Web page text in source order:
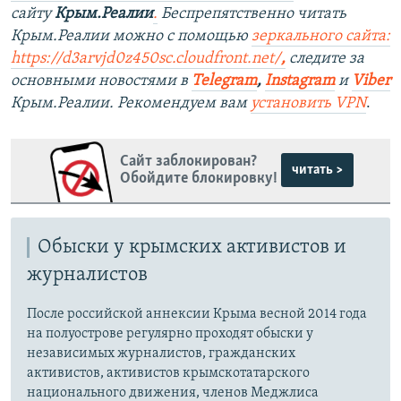
сайтуКрым.Реалии. Беспрепятственно читать
Крым.Реалии можно с помощью зеркального сайта:
https://d3arvjd0z450sc.cloudfront.net/, следите за
основными новостями в Telegram, Instagram и Viber
Крым.Реалии. Рекомендуем вам установить VPN.
Сайт заблокирован?
Обойдите блокировку!
читать >
Обыски у крымских активистов и
журналистов
После российской аннексии Крыма весной 2014 года
на полуострове регулярно проходят обыски у
независимых журналистов, гражданских
активистов, активистов крымскотатарского
национального движения, членов Меджлиса